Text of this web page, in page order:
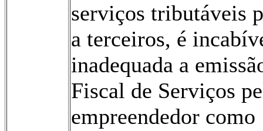
serviços tributáveis
a terceiros, é
inadequada a
Fiscal de Serviços
empreendedor como